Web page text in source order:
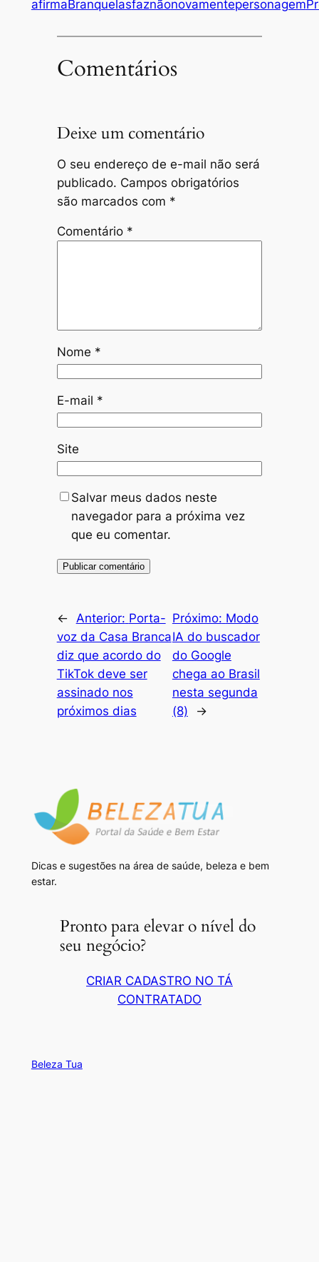
afirma Branquelasfaznãonovamentepersonagem
Comentários
Deixe um comentário
O seu endereço de e-mail não será
publicado. Campos obrigatórios
são marcados com *
Comentário *
Nome *
E-mail *
Site
Salvar meus dados neste
navegador para a próxima vez
que eu comentar.
← Anterior: Porta-
voz da Casa Branca
diz que acordo do
TikTok deve ser
assinado nos
próximos dias
Próximo: Modo
IA do buscador
do Google
chega ao Brasil
nesta segunda
(8)
→
Dicas e sugestões na área de saúde, beleza e bem
estar.
Pronto para elevar o nível do
seu negócio?
CRIAR CADASTRO NO TÁ
CONTRATADO
Beleza Tua